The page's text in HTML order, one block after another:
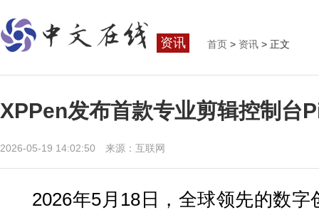
资讯 首页 > 资讯 > 正文
XPPen发布首款专业剪辑控制台
2026-05-19 14:02:50 来源：互联网
2026年5月18日，全球领先的数字